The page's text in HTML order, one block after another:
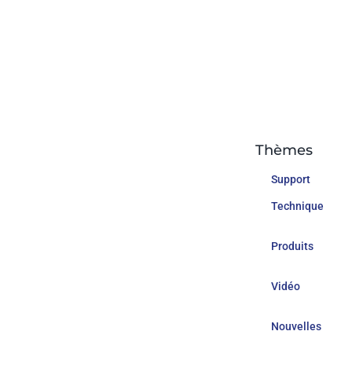
Thèmes
Support
Technique
Produits
Vidéo
Nouvelles